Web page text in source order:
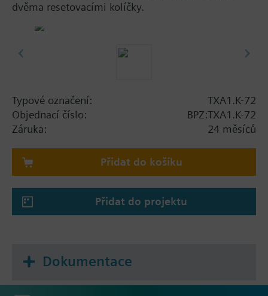
dvěma resetovacími kolíčky.
Typové označení:
TXA1.K-72
Objednací číslo:
BPZ:TXA1.K-72
Záruka:
24 měsíců
Přidat do košíku
Přidat do projektu
Dokumentace